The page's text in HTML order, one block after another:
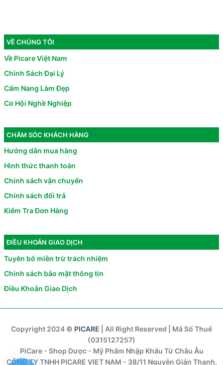
VỀ CHÚNG TÔI
Về Picare Việt Nam
Chính Sách Đại Lý
Cẩm Nang Làm Đẹp
Cơ Hội Nghề Nghiệp
CHĂM SÓC KHÁCH HÀNG
Hướng dẫn mua hàng
Hình thức thanh toán
Chính sách vận chuyển
Chính sách đổi trả
Kiểm Tra Đơn Hàng
ĐIỀU KHOẢN GIAO DỊCH
Tuyên bố miễn trừ trách nhiệm
Chính sách bảo mật thông tin
Điều Khoản Giao Dịch
Copyright 2024 © PICARE | All Right Reserved | Mã Số Thuế
(0315127257)
PiCare - Shop Dược - Mỹ Phẩm Nhập Khẩu Từ Châu Âu
CÔNG TY TNHH PICARE VIET NAM - 38/11 Nguyễn Giản Thanh,